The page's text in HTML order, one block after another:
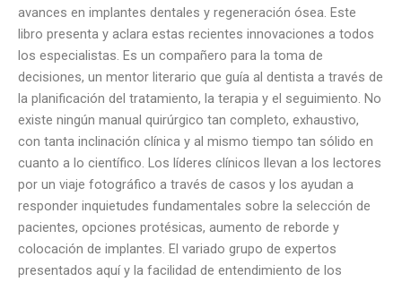
avances en implantes dentales y regeneración ósea. Este
libro presenta y aclara estas recientes innovaciones a todos
los especialistas. Es un compañero para la toma de
decisiones, un mentor literario que guía al dentista a través de
la planificación del tratamiento, la terapia y el seguimiento. No
existe ningún manual quirúrgico tan completo, exhaustivo,
con tanta inclinación clínica y al mismo tiempo tan sólido en
cuanto a lo científico. Los líderes clínicos llevan a los lectores
por un viaje fotográfico a través de casos y los ayudan a
responder inquietudes fundamentales sobre la selección de
pacientes, opciones protésicas, aumento de reborde y
colocación de implantes. El variado grupo de expertos
presentados aquí y la facilidad de entendimiento de los